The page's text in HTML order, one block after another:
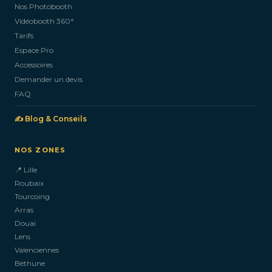
Nos Photobooth
Vidéobooth 360°
Tarifs
Espace Pro
Accessoires
Demander un devis
FAQ
✍️ Blog & Conseils
NOS ZONES
📍 Lille
Roubaix
Tourcoing
Arras
Douai
Lens
Valenciennes
Béthune